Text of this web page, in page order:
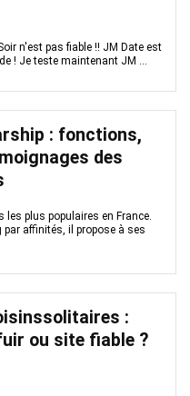
n'est pas fiable !! JM Date est
! Je teste maintenant JM ...
: fonctions,
des
plus populaires en France.
affinités, il propose à ses
:
ou site fiable ?